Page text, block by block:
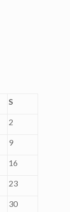
S
2
9
16
23
30